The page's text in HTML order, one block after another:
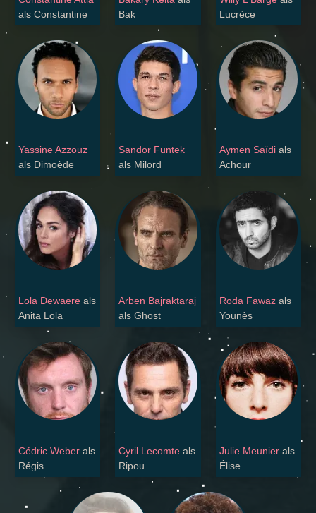
als Constantine
Bak
Lucrèce
Yassine Azzouz
als Dimoède
Sandor Funtek
als Milord
Aymen Saïdials
Achour
Lola Dewaere als
Anita Lola
Arben Bajraktaraj
als Ghost
Roda Fawazals
Younès
Cédric Weber als
Régis
Cyril Lecomte als
Ripou
Julie Meunierals
Élise